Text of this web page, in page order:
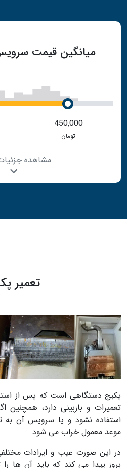
میانگین قیمت
450,000
تومان
مشاهده
تعمیر
پکیج دستگاهی است که پس از
تعمیرات و بازبینی دارد، همچنین
استفاده نشود و یا سرویس آن به
موعد معمول خراب می شود.
در این صورت عیب و ایرادات
بروز پیدا می کند که باید آن ها